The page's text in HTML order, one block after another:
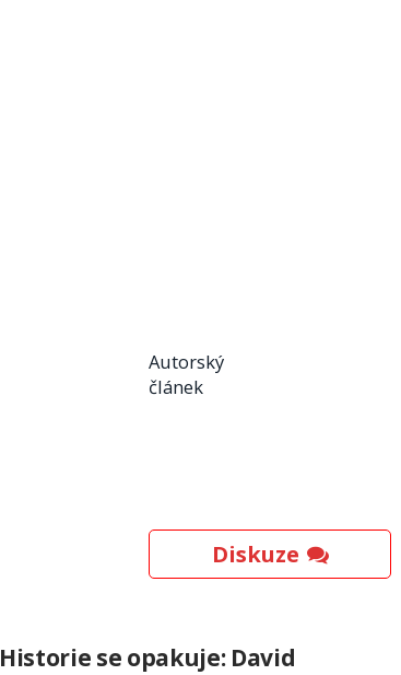
Autorský
článek
Diskuze
Historie se opakuje: David